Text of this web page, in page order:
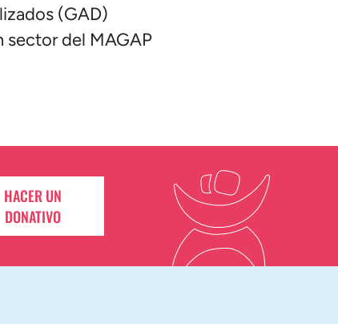
(GAD)
sector del MAGAP
HACER UN
DONATIVO